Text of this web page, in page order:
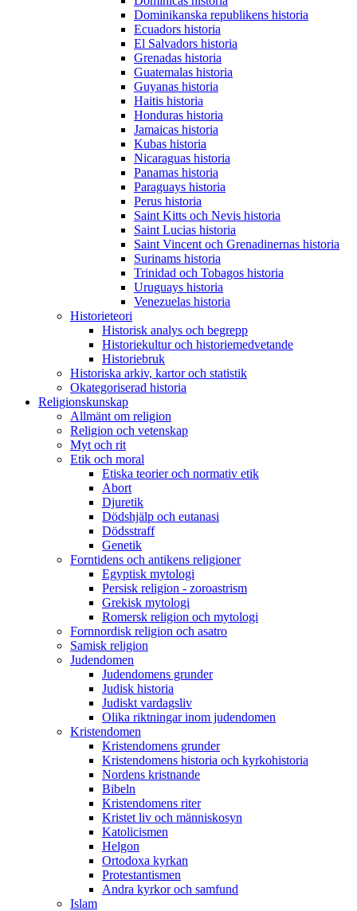
Dominikanska republikens historia
Ecuadors historia
El Salvadors historia
Grenadas historia
Guatemalas historia
Guyanas historia
Haitis historia
Honduras historia
Jamaicas historia
Kubas historia
Nicaraguas historia
Panamas historia
Paraguays historia
Perus historia
Saint Kitts och Nevis historia
Saint Lucias historia
Saint Vincent och Grenadinernas historia
Surinams historia
Trinidad och Tobagos historia
Uruguays historia
Venezuelas historia
Historieteori
Historisk analys och begrepp
Historiekultur och historiemedvetande
Historiebruk
Historiska arkiv, kartor och statistik
Okategoriserad historia
Religionskunskap
Allmänt om religion
Religion och vetenskap
Myt och rit
Etik och moral
Etiska teorier och normativ etik
Abort
Djuretik
Dödshjälp och eutanasi
Dödsstraff
Genetik
Forntidens och antikens religioner
Egyptisk mytologi
Persisk religion - zoroastrism
Grekisk mytologi
Romersk religion och mytologi
Fornnordisk religion och asatro
Samisk religion
Judendomen
Judendomens grunder
Judisk historia
Judiskt vardagsliv
Olika riktningar inom judendomen
Kristendomen
Kristendomens grunder
Kristendomens historia och kyrkohistoria
Nordens kristnande
Bibeln
Kristendomens riter
Kristet liv och människosyn
Katolicismen
Helgon
Ortodoxa kyrkan
Protestantismen
Andra kyrkor och samfund
Islam